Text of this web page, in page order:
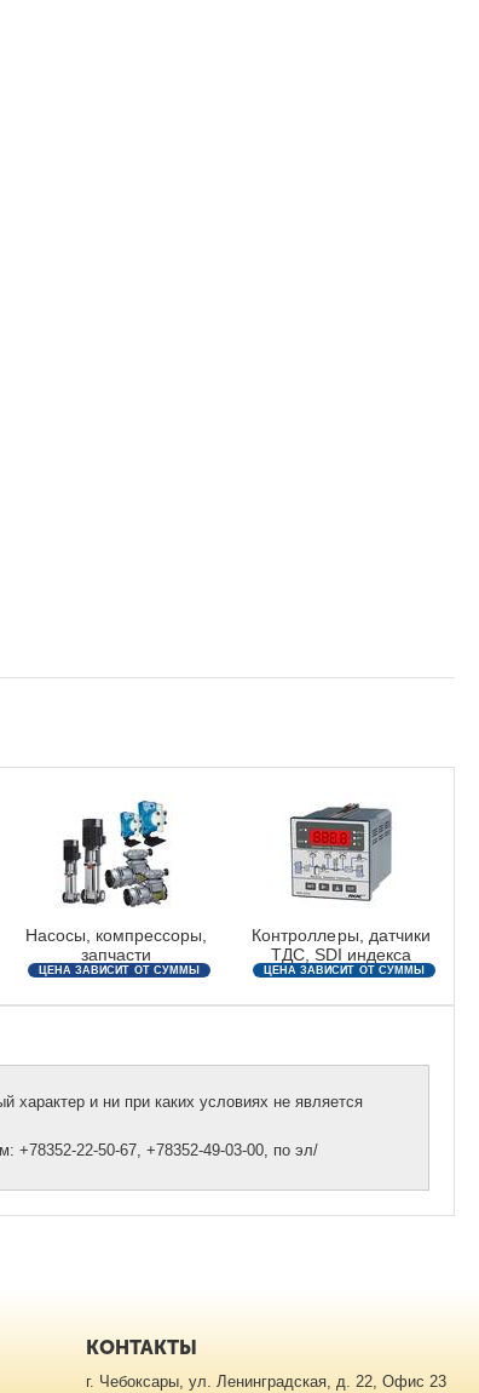
Насосы, компрессоры,
запчасти
ЦЕНА ЗАВИСИТ ОТ СУММЫ
Контроллеры, датчики
ТДС, SDI индекса
ЦЕНА ЗАВИСИТ ОТ СУММЫ
и ни при каких условиях не является
+78352-22-50-67, +78352-49-03-00, по эл/
КОНТАКТЫ
г. Чебоксары, ул. Ленинградская, д. 22, Офис 23